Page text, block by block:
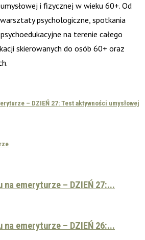
i fizycznej w wieku 60+. Od
psychologiczne, spotkania
na terenie całego
skierowanych do osób 60+ oraz
– DZIEŃ 27: Test aktywności umysłowej
na emeryturze – DZIEŃ 27:...
na emeryturze – DZIEŃ 26:...